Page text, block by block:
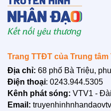
Youtube: https://
Trân trọng cảm ơn !
Trang TTĐT của Trung
Địa chỉ: 68 phố Bà Triệu,
Điện thoại: 0243.944.5305
Kênh phát sóng: VTV1 -
Email: